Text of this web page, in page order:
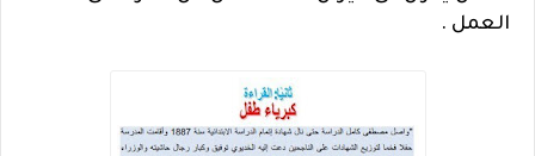
العمل .